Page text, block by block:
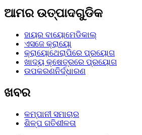
ଆମର ଉତ୍ପାଦଗୁଡିକ
ହାୟର ବାୟୋମେଡିକାଲ୍
ଏସଜେ କ୍ରାୟୋ
କ୍ରାୟୋଥେରାପିରେ ପ୍ରୟୋଗ
ଖାଦ୍ୟ କ୍ଷେତ୍ରରେ ପ୍ରୟୋଗ
ଉପକରଣନିର୍ଦ୍ଧାରଣ
ଖବର
କମ୍ପାନୀ ସମାଚାର
ଶିଳ୍ପ ଗତିଶୀଳତା